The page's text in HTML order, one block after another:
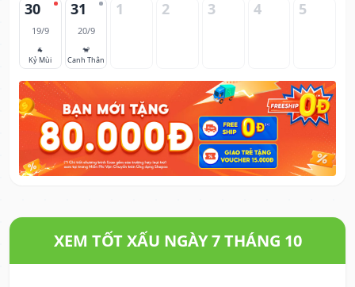
30
19/9
🐐
Kỷ Mùi
31
20/9
🐒
Canh Thân
1 2 3 4 5
XEM TỐT XẤU NGÀY 7 THÁNG 10